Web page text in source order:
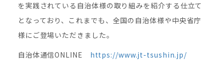
を実践されている自治体様の取り組みを紹介する仕立て
となっており、これまでも、全国の自治体様や中央省庁
様にご登場いただきました。
自治体通信ONLINE https://www.jt-tsushin.jp/